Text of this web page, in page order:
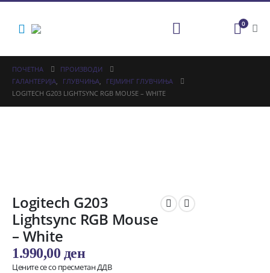
0
ПОЧЕТНА
ПРОИЗВОДИ
ГАЛАНТЕРИЈА, ГЛУВЧИЊА,
ГЕЈМИНГ ГЛУВЧИЊА
LOGITECH G203 LIGHTSYNC RGB MOUSE – WHITE
Logitech G203
Lightsync RGB Mouse
– White
1.990,00 ден
Цените се со пресметан ДДВ